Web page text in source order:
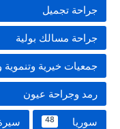
جراحة تجميل
جراحة مسالك بولية
جمعيات خيرية
رمد وجراحة عيون
سوريا 48